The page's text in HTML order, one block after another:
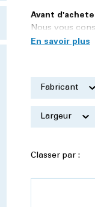
Avant
Nous vous
Fabricant
Largeur
Classer par :